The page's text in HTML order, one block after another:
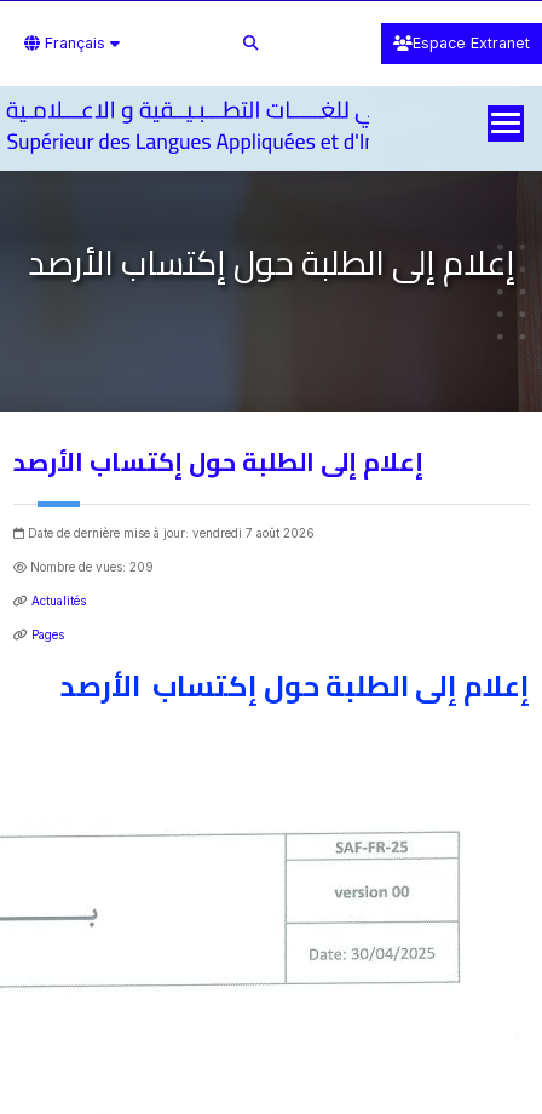
Français Espace Extranet
إعلام إلى الطلبة حول إكتساب الأرصد
إعلام إلى الطلبة حول إكتساب الأرصد
Date de dernière mise à jour: vendredi 7 août 2026
Nombre de vues: 209
Actualités
Pages
إعلام إلى الطلبة حول إكتساب الأرصد